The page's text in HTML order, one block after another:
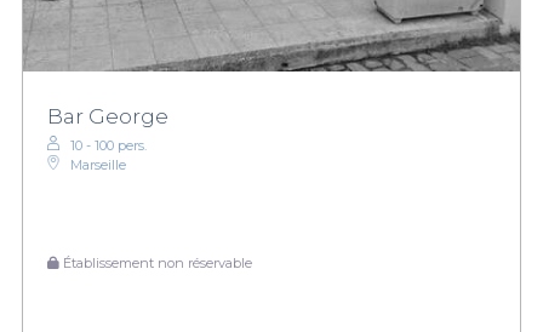
Bar George
10 - 100 pers.
Marseille
Établissement non réservable